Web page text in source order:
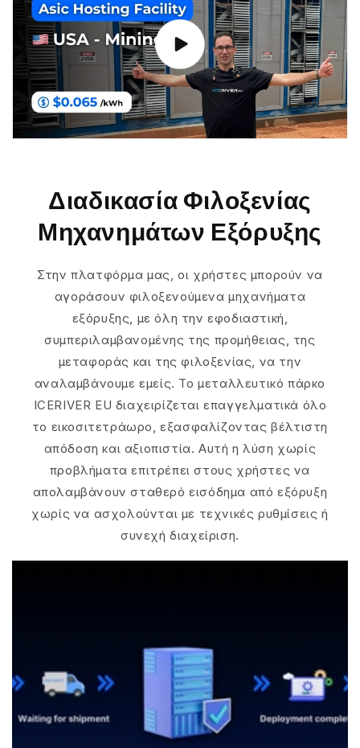
Διαδικασία Φιλοξενίας
Μηχανημάτων Εξόρυξης
Στην πλατφόρμα μας, οι χρήστες μπορούν να
αγοράσουν φιλοξενούμενα μηχανήματα
εξόρυξης, με όλη την εφοδιαστική,
συμπεριλαμβανομένης της προμήθειας, της
μεταφοράς και της φιλοξενίας, να την
αναλαμβάνουμε εμείς. Το μεταλλευτικό πάρκο
ICERIVER EU διαχειρίζεται επαγγελματικά όλο
το εικοσιτετράωρο, εξασφαλίζοντας βέλτιστη
απόδοση και αξιοπιστία. Αυτή η λύση χωρίς
προβλήματα επιτρέπει στους χρήστες να
απολαμβάνουν σταθερό εισόδημα από εξόρυξη
χωρίς να ασχολούνται με τεχνικές ρυθμίσεις ή
συνεχή διαχείριση.